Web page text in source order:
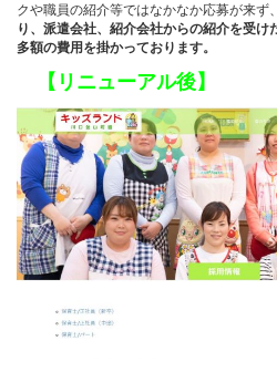
クや職員の紹介等ではなかなか応募が来ず、
り、派遣会社、紹介会社からの紹介を受
多額の費用を掛かっております。
【リニューアル後】